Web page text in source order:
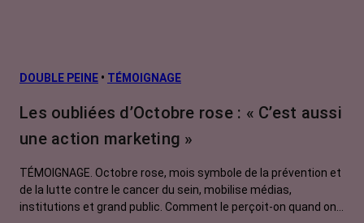
L’après cancer
Traitements
contre le cancer
DOUBLE PEINE • TÉMOIGNAGE
Les oubliées d’Octobre rose : « C’est aussi
une action marketing »
TÉMOIGNAGE. Octobre rose, mois symbole de la prévention et
de la lutte contre le cancer du sein, mobilise médias,
institutions et grand public. Comment le perçoit-on quand on